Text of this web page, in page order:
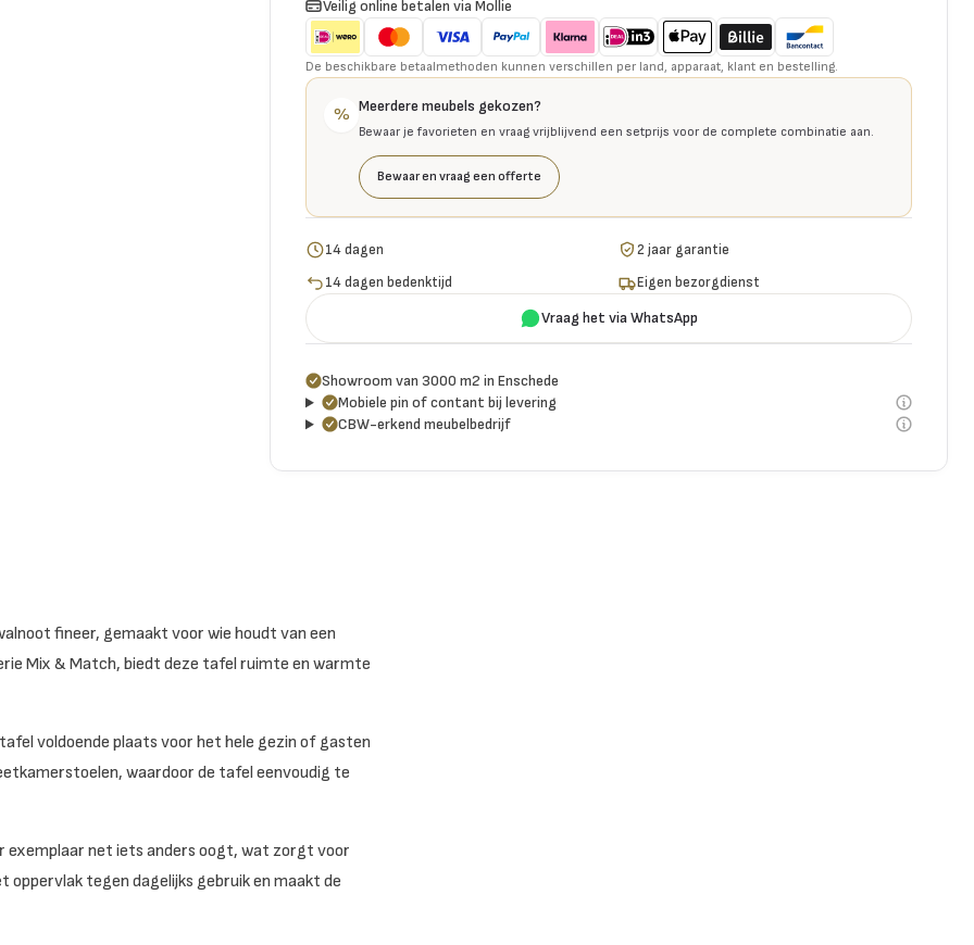
Veilig online betalen via Mollie
De beschikbare betaalmethoden kunnen verschillen per land, apparaat, klant en bestelling.
% Meerdere meubels gekozen?
Bewaar je favorieten en vraag vrijblijvend een setprijs voor de complete combinatie aan.
Bewaar en vraag een offerte
14 dagen
2 jaar garantie
14 dagen bedenktijd
Eigen bezorgdienst
Vraag het via WhatsApp
Showroom van 3000 m2 in Enschede
Mobiele pin of contant bij levering
CBW-erkend meubelbedrijf
fineer, gemaakt voor wie houdt van een
Mix & Match, biedt deze tafel ruimte en warmte
voldoende plaats voor het hele gezin of gasten
waardoor de tafel eenvoudig te
net iets anders oogt, wat zorgt voor
tegen dagelijks gebruik en maakt de